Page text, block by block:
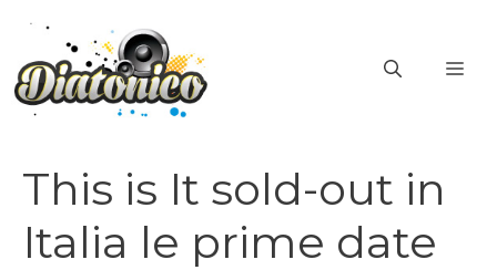
contenuto
This is It sold-out in
Italia le prime date